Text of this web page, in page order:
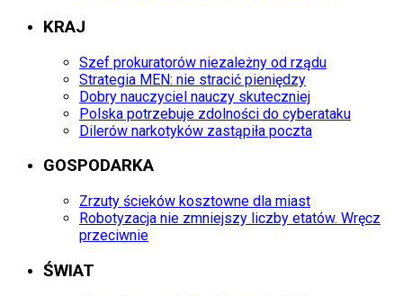
KRAJ
Szef prokuratorów niezależny od rządu
Strategia MEN: nie stracić pieniędzy
Dobry nauczyciel nauczy skuteczniej
Polska potrzebuje zdolności do cyberataku
Dilerów narkotyków zastąpiła poczta
GOSPODARKA
Zrzuty ścieków kosztowne dla miast
Robotyzacja nie zmniejszy liczby etatów. Wręcz
przeciwnie
ŚWIAT